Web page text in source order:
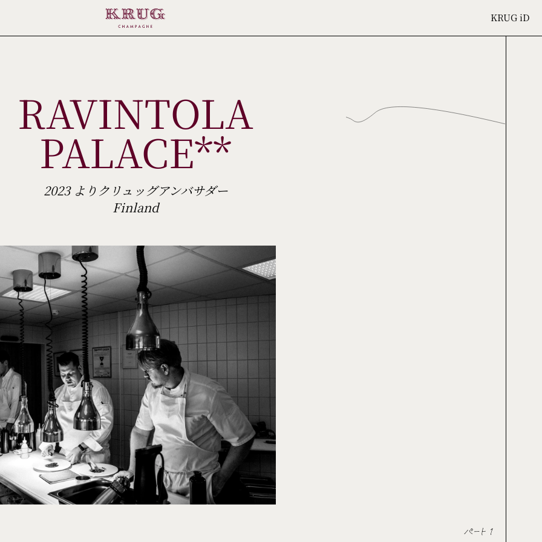
KRUGiD
RAVINTOLA
PALACE**
2023 よりクリュッグアンバサダー
Finland
パート 1